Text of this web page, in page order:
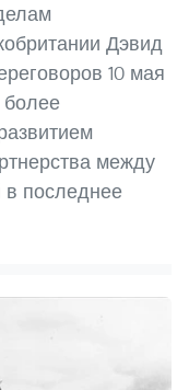
Дэвид
10 мая
более
между
в последнее